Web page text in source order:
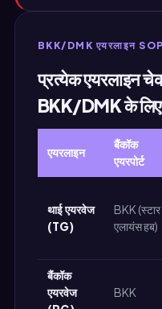
BKK/DMK एयरलाइन
प्रत्येक एयरलाइन
BKK/DMK के लिए
एयरलाइन
बैंकॉक
एयरपोर्ट
थाई एयरवेज
(TG)
BKK (स्टार
एलायंस हब)
बैंकॉक
एयरवेज
BKK